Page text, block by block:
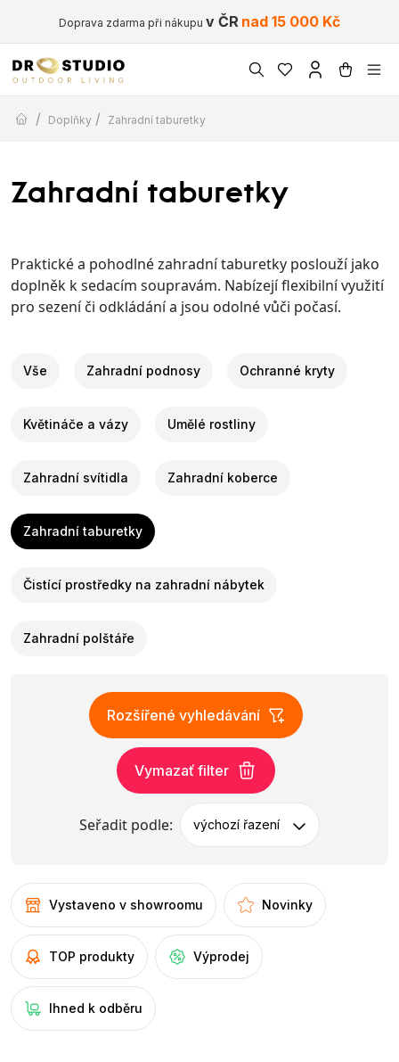
Doprava zdarma při nákupu v ČR nad 15 000 Kč
/ Doplňky / Zahradní taburetky
Zahradní taburetky
Praktické a pohodlné zahradní taburetky poslouží jako
doplněk k sedacím soupravám. Nabízejí flexibilní využití
pro sezení či odkládání a jsou odolné vůči počasí.
Vše Zahradní podnosy Ochranné kryty
Květináče a vázy Umělé rostliny
Zahradní svítidla Zahradní koberce
Zahradní taburetky
Čistící prostředky na zahradní nábytek
Zahradní polštáře
Rozšířené vyhledávání
Vymazať filter
Seřadit podle: výchozí řazení
Vystaveno v showroomu Novinky
TOP produkty Výprodej
Ihned k odběru